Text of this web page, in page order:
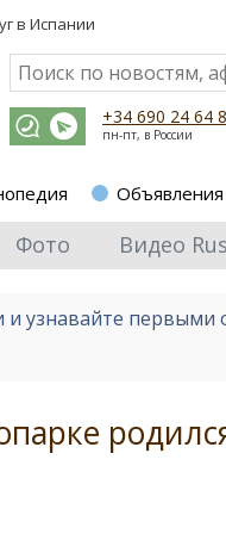
в Испании
+34 690 24 64
пн-пт, в России
Объявления
Фото Видео
узнавайте первыми